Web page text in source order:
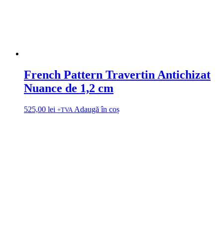
French Pattern Travertin Antichizat
Nuance de 1,2 cm
525,00 lei +TVA Adaugă în coș